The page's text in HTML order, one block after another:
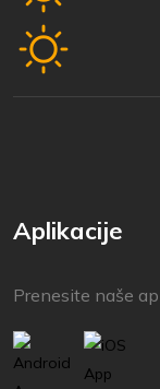
Aplikacije
Prenesite naše